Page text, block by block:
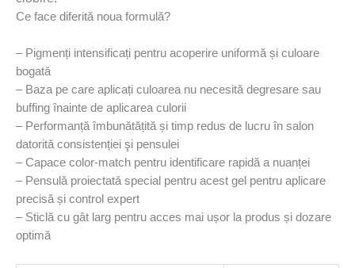
Ce face diferită noua formulă?
– Pigmenți intensificați pentru acoperire uniformă și culoare
bogatǎ
– Baza pe care aplicați culoarea nu necesită degresare sau
buffing înainte de aplicarea culorii
– Performanță îmbunătățită și timp redus de lucru în salon
datoritǎ consistenției şi pensulei
– Capace color-match pentru identificare rapidă a nuanței
– Pensulă proiectatǎ special pentru acest gel pentru aplicare
precisă și control expert
– Sticlă cu gât larg pentru acces mai ușor la produs și dozare
optimă